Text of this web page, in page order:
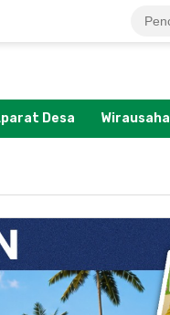
Desa Wirausaha